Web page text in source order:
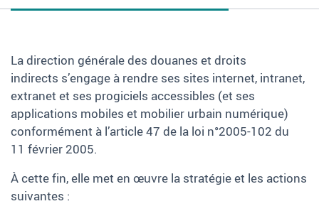
La direction générale des douanes et droits
indirects s’engage à rendre ses sites internet, intranet,
extranet et ses progiciels accessibles (et ses
applications mobiles et mobilier urbain numérique)
conformément à l’article 47 de la loi n°2005-102 du
11 février 2005.
À cette fin, elle met en œuvre la stratégie et les actions
suivantes :